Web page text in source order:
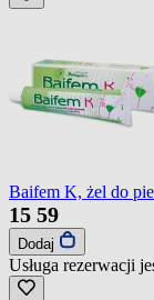
Baifem K, żel do
15 59
Dodaj
Usługa rezerwacji